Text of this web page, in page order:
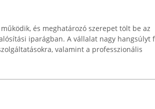
működik, és meghatározó szerepet tölt be az
iparágban. A vállalat nagy hangsúlyt
valamint a professzionális